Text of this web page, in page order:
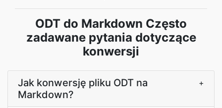
ODT do Markdown Często
zadawane pytania dotyczące
konwersji
Jak konwersję pliku ODT na
Markdown?
+